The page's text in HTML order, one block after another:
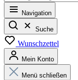
Navigation
Suche
Wunschzettel
Mein Konto
Menü schließen